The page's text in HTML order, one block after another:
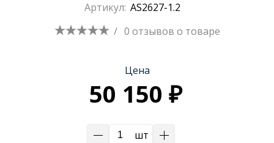
Душевые уголки и ограждения
Артикул: AS2627-1.2
/ 0 отзывов о товаре
Цена
50 150 ₽
шт